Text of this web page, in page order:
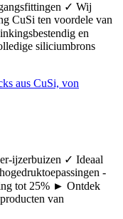
✓ Wij
CuSi ten voordele van
en
siliciumbrons
ijzerbuizen ✓ Ideaal
-
tot 25% ► Ontdek
van